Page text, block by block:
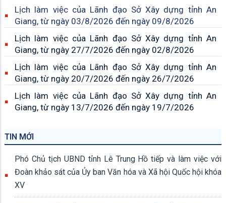
Lịch làm việc của Lãnh đạo Sở Xây dựng tỉnh An
Giang, từ ngày 03/8/2026 đến ngày 09/8/2026
Lịch làm việc của Lãnh đạo Sở Xây dựng tỉnh An
Giang, từ ngày 27/7/2026 đến ngày 02/8/2026
Lịch làm việc của Lãnh đạo Sở Xây dựng tỉnh An
Giang, từ ngày 20/7/2026 đến ngày 26/7/2026
Lịch làm việc của Lãnh đạo Sở Xây dựng tỉnh An
Giang, từ ngày 13/7/2026 đến ngày 19/7/2026
TIN MỚI
Phó Chủ tịch UBND tỉnh Lê Trung Hồ tiếp và làm việc với
Đoàn khảo sát của Ủy ban Văn hóa và Xã hội Quốc hội khóa
XV